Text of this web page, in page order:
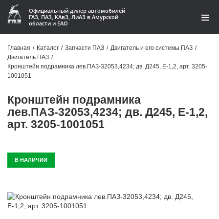
Официальный дилер автомобилей
ГАЗ, ПАЗ, КАвЗ, ЛиАЗ в Амурской
области и ЕАО
Акции
Контакты
Доставка
Гарантии
Автомобили
Главная / Каталог / Запчасти ПАЗ / Двигатель и его системы ПАЗ /
Двигатель ПАЗ /
Кронштейн подрамника лев.ПАЗ-32053,4234; дв. Д245, Е-1,2, арт. 3205-
1001051
Кронштейн подрамника
лев.ПАЗ-32053,4234; дв. Д245, Е-1,2,
арт. 3205-1001051
В НАЛИЧИИ